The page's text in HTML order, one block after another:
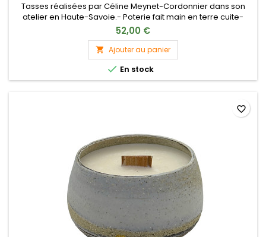
Tasses réalisées par Céline Meynet-Cordonnier dans son
atelier en Haute-Savoie.- Poterie fait main en terre cuite-
Vernissage naturelRetrait uniquement en boutique à
Rambouillet
52,00 €
 Ajouter au panier
 En stock
favorite_border